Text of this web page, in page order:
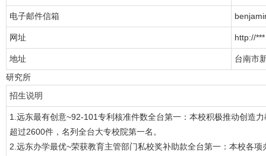
电子邮件信箱
网址 http://***
地址
台南市
研究所
招生说明
1.远东最有创意~92-101专利核准件数全台第一：本校积极推动创造
超过2600件，名列全台大专校院第一名。
2.远东办学最优~荣获教育主管部门私校奖补助款全台第一：本校各